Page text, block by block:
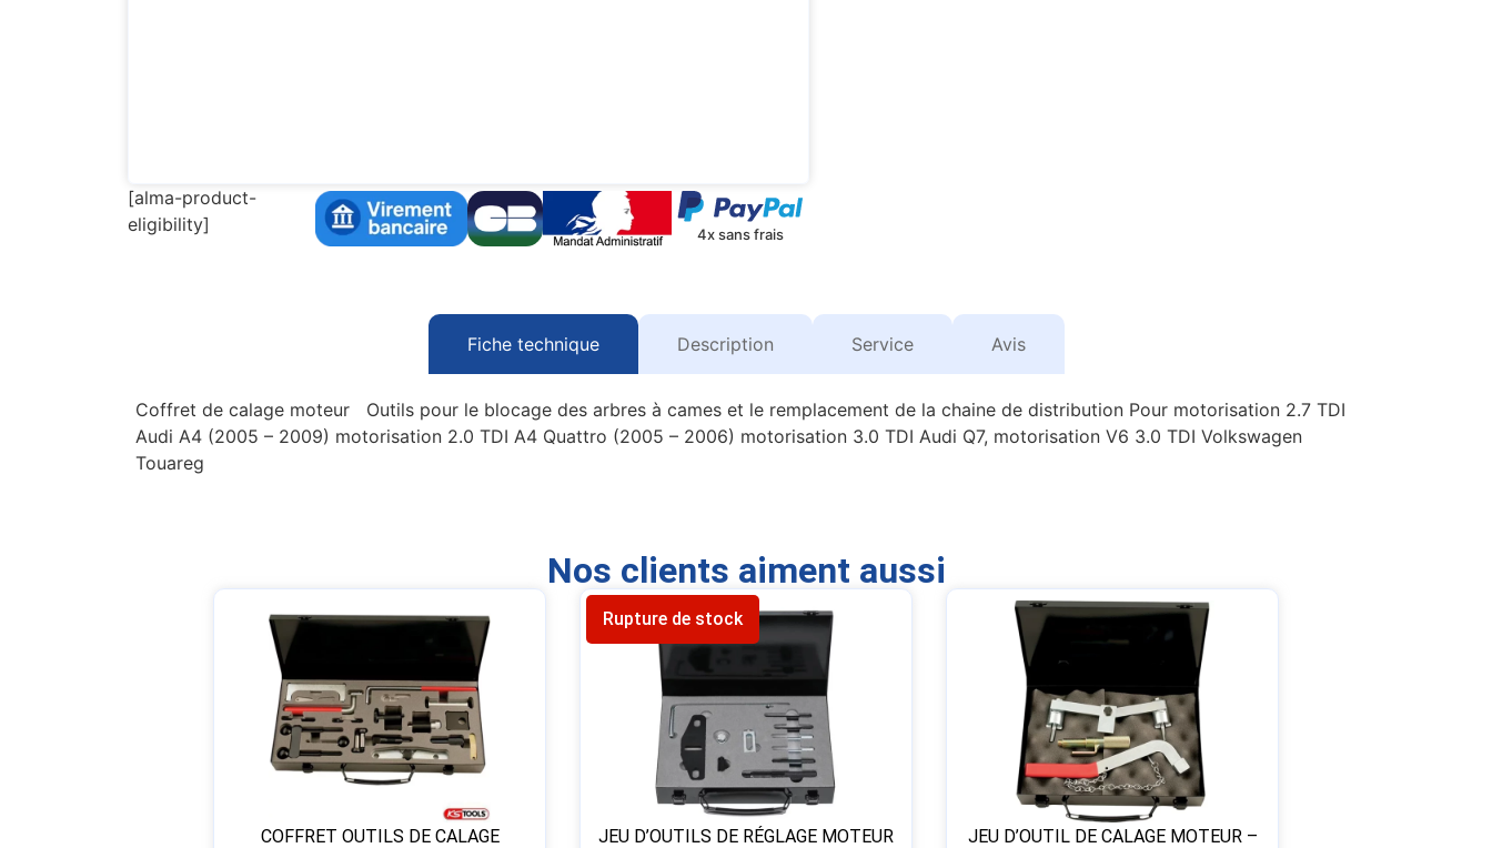
[alma-product-
eligibility]
4x sans frais
Fiche technique Description Service Avis
Coffret de calage moteur Outils pour le blocage des arbres à cames et le remplacement de la chaine de distribution Pour motorisation 2.7 TDI
Audi A4 (2005 – 2009) motorisation 2.0 TDI A4 Quattro (2005 – 2006) motorisation 3.0 TDI Audi Q7, motorisation V6 3.0 TDI Volkswagen
Touareg
Nos clients aiment aussi
COFFRET OUTILS DE CALAGE
Rupture de stock
JEU D’OUTILS DE RÉGLAGE MOTEUR
JEU D’OUTIL DE CALAGE MOTEUR –